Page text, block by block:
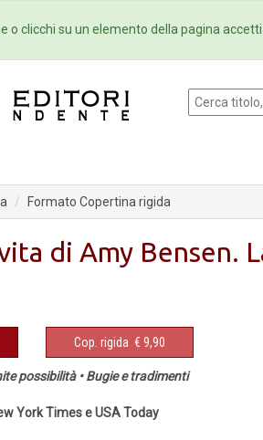
Collane Newsletter
Formato Copertina rigida
di Amy Bensen.
Cop. rigida € 9,90
possibilità • Bugie e tradimenti
York Times e USA Today
clicchi su un elemento della pagina accetti